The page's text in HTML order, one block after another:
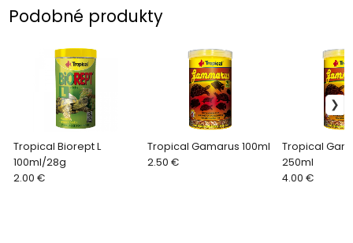
Podobné produkty
Tropical Biorept L
100ml/28g
2.00 €
Tropical Gamarus 100ml
2.50 €
Tropical
250ml
4.00 €